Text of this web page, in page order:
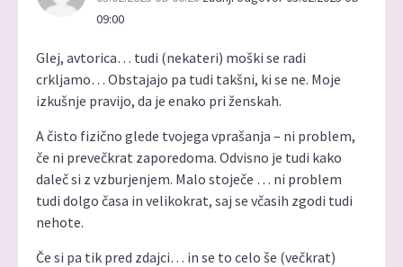
09:00
Glej, avtorica… tudi (nekateri) moški se radi
crkljamo… Obstajajo pa tudi takšni, ki se ne. Moje
izkušnje pravijo, da je enako pri ženskah.
A čisto fizično glede tvojega vprašanja – ni problem,
če ni prevečkrat zaporedoma. Odvisno je tudi kako
daleč si z vzburjenjem. Malo stoječe … ni problem
tudi dolgo časa in velikokrat, saj se včasih zgodi tudi
nehote.
Če si pa tik pred zdajci… in se to celo še (večkrat)